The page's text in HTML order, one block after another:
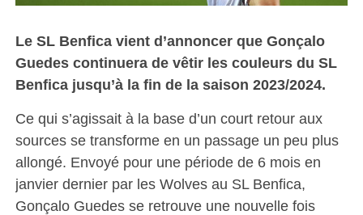
Le SL Benfica vient d’annoncer que Gonçalo
Guedes continuera de vêtir les couleurs du SL
Benfica jusqu’à la fin de la saison 2023/2024.
Ce qui s’agissait à la base d’un court retour aux
sources se transforme en un passage un peu plus
allongé. Envoyé pour une période de 6 mois en
janvier dernier par les Wolves au SL Benfica,
Gonçalo Guedes se retrouve une nouvelle fois